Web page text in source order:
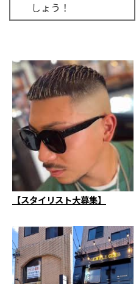
しょう！
【スタイリスト大募集】